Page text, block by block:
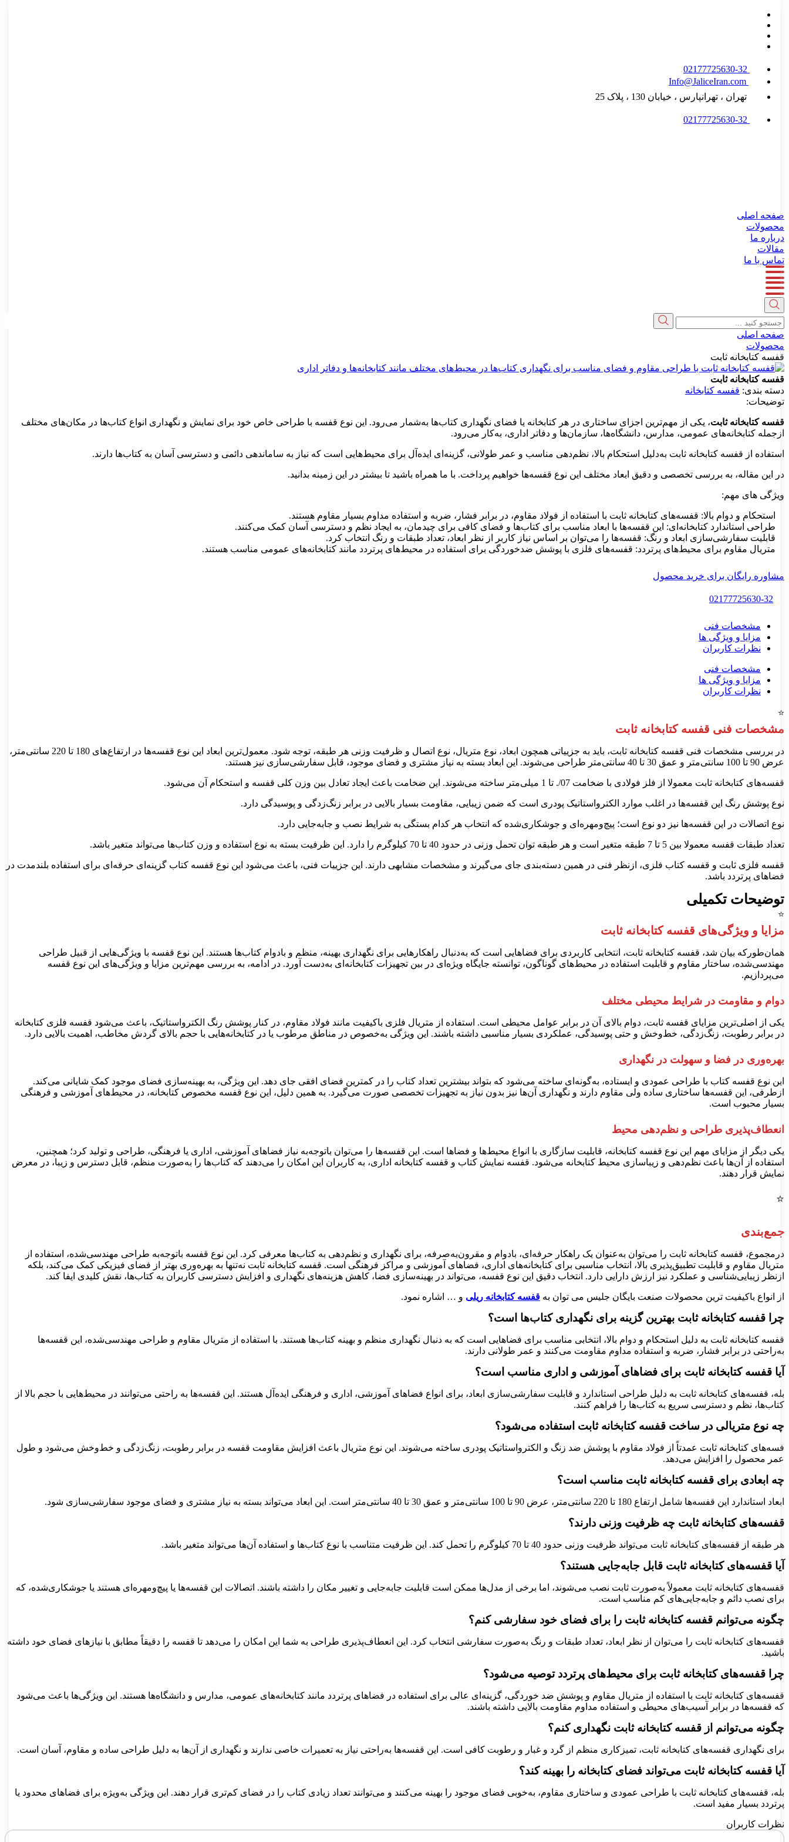
02177725630-32
Info@JaliceIran.com
تهران ، تهرانپارس ، خیابان 130 ، پلاک 25
02177725630-32
صفحه اصلی
محصولات
درباره ما
مقالات
تماس با ما
جستجو
کنید
...
صفحه اصلی
محصولات
قفسه کتابخانه ثابت
قفسه کتابخانه ثابت
دسته بندی: قفسه کتابخانه
توضیحات:
قفسه کتابخانه ثابت، یکی از مهم‌ترین اجزای ساختاری در هر کتابخانه یا فضای نگهداری کتاب‌ها به‌شمار می‌رود. این نوع قفسه با طراحی خاص خود برای نمایش و نگهداری انواع کتاب‌ها در مکان‌های مختلف
ازجمله کتابخانه‌های عمومی، مدارس، دانشگاه‌ها، سازمان‌ها و دفاتر اداری، به‌کار می‌رود.
استفاده از قفسه کتابخانه ثابت به‌دلیل استحکام بالا، نظم‌دهی مناسب و عمر طولانی، گزینه‌ای ایده‌آل برای محیط‌هایی است که نیاز به ساماندهی دائمی و دسترسی آسان به کتاب‌ها دارند.
در این مقاله، به بررسی تخصصی و دقیق ابعاد مختلف این نوع قفسه‌ها خواهیم پرداخت. با ما همراه باشید تا بیشتر در این زمینه بدانید.
ویژگی های مهم:
استحکام و دوام بالا: قفسه‌های کتابخانه ثابت با استفاده از فولاد مقاوم، در برابر فشار، ضربه و استفاده مداوم بسیار مقاوم هستند.
طراحی استاندارد کتابخانه‌ای: این قفسه‌ها با ابعاد مناسب برای کتاب‌ها و فضای کافی برای چیدمان، به ایجاد نظم و دسترسی آسان کمک می‌کنند.
قابلیت سفارشی‌سازی ابعاد و رنگ: قفسه‌ها را می‌توان بر اساس نیاز کاربر از نظر ابعاد، تعداد طبقات و رنگ انتخاب کرد.
متریال مقاوم برای محیط‌های پرتردد: قفسه‌های فلزی با پوشش ضدخوردگی برای استفاده در محیط‌های پرتردد مانند کتابخانه‌های عمومی مناسب هستند.
مشاوره رایگان برای خرید محصول
02177725630-32
مشخصات فنی
مزایا و ویژگی ها
نظرات کاربران
مشخصات فنی
مزایا و ویژگی ها
نظرات کاربران
⭐
مشخصات فنی قفسه کتابخانه ثابت
در بررسی مشخصات فنی قفسه کتابخانه ثابت، باید به جزییاتی همچون ابعاد، نوع متریال، نوع اتصال و ظرفیت وزنی هر طبقه، توجه شود. معمول‌ترین ابعاد این نوع قفسه‌ها در ارتفاع‌های 180 تا 220 سانتی‌متر،
عرض 90 تا 100 سانتی‌متر و عمق 30 تا 40 سانتی‌متر طراحی می‌شوند. این ابعاد بسته به نیاز مشتری و فضای موجود، قابل سفارشی‌سازی نیز هستند.
قفسه‌های کتابخانه ثابت معمولا از فلز فولادی با ضخامت 07/. تا 1 میلی‌متر ساخته می‌شوند. این ضخامت باعث ایجاد تعادل بین وزن کلی قفسه و استحکام آن می‌شود.
نوع پوشش رنگ این قفسه‌ها در اغلب موارد الکترواستاتیک پودری است که ضمن زیبایی، مقاومت بسیار بالایی در برابر زنگ‌زدگی و پوسیدگی دارد.
نوع اتصالات در این قفسه‌ها نیز دو نوع است؛ پیچ‌ومهره‌ای و جوشکاری‌شده که انتخاب هر کدام بستگی به شرایط نصب و جابه‌جایی دارد.
تعداد طبقات قفسه معمولا بین 5 تا 7 طبقه متغیر است و هر طبقه توان تحمل وزنی در حدود 40 تا 70 کیلوگرم را دارد. این ظرفیت بسته به نوع استفاده و وزن کتاب‌ها می‌تواند متغیر باشد.
قفسه فلزی ثابت و قفسه کتاب فلزی، ازنظر فنی در همین دسته‌بندی جای می‌گیرند و مشخصات مشابهی دارند. این جزییات فنی، باعث می‌شود این نوع قفسه کتاب گزینه‌ای حرفه‌ای برای استفاده بلندمدت در
فضاهای پرتردد باشد.
توضیحات تکمیلی
⭐
مزایا و ویژگی‌های قفسه کتابخانه ثابت
همان‌طورکه بیان شد، قفسه کتابخانه ثابت، انتخابی کاربردی برای فضاهایی است که به‌دنبال راهکارهایی برای نگهداری بهینه، منظم و بادوام کتاب‌ها هستند. این نوع قفسه با ویژگی‌هایی از قبیل طراحی
مهندسی‌شده، ساختار مقاوم و قابلیت استفاده در محیط‌های گوناگون، توانسته جایگاه ویژه‌ای در بین تجهیزات کتابخانه‌ای به‌دست آورد. در ادامه، به بررسی مهم‌ترین مزایا و ویژگی‌های این نوع قفسه
می‌پردازیم.
دوام و مقاومت در شرایط محیطی مختلف
یکی از اصلی‌ترین مزایای قفسه ثابت، دوام بالای آن در برابر عوامل محیطی است. استفاده از متریال فلزی باکیفیت مانند فولاد مقاوم، در کنار پوشش رنگ الکترواستاتیک، باعث می‌شود قفسه فلزی کتابخانه
در برابر رطوبت، زنگ‌زدگی، خط‌وخش و حتی پوسیدگی، عملکردی بسیار مناسبی داشته باشند. این ویژگی به‌خصوص در مناطق مرطوب یا در کتابخانه‌هایی با حجم بالای گردش مخاطب، اهمیت بالایی دارد.
بهره‌وری در فضا و سهولت در نگهداری
این نوع قفسه کتاب با طراحی عمودی و ایستاده، به‌گونه‌ای ساخته می‌شود که بتواند بیشترین تعداد کتاب را در کمترین فضای افقی جای دهد. این ویژگی، به بهینه‌سازی فضای موجود کمک شایانی می‌کند.
ازطرفی، این قفسه‌ها ساختاری ساده ولی مقاوم دارند و نگهداری آن‌ها نیز بدون نیاز به تجهیزات تخصصی صورت می‌گیرد. به همین دلیل، این نوع قفسه مخصوص کتابخانه، در محیط‌های آموزشی و فرهنگی
بسیار محبوب است.
انعطاف‌پذیری طراحی و نظم‌دهی محیط
یکی دیگر از مزایای مهم این نوع قفسه کتابخانه، قابلیت سازگاری با انواع محیط‌ها و فضاها است. این قفسه‌ها را می‌توان باتوجه‌به نیاز فضاهای آموزشی، اداری یا فرهنگی، طراحی و تولید کرد؛ همچنین،
استفاده از آن‌ها باعث نظم‌دهی و زیباسازی محیط کتابخانه می‌شود. قفسه نمایش کتاب و قفسه کتابخانه اداری، به کاربران این امکان را می‌دهند که کتاب‌ها را به‌صورت منظم، قابل دسترس و زیبا، در معرض
نمایش قرار دهند.
⭐
جمع‌بندی
درمجموع، قفسه کتابخانه ثابت را می‌توان به‌عنوان یک راهکار حرفه‌ای، بادوام و مقرون‌به‌صرفه، برای نگهداری و نظم‌دهی به کتاب‌ها معرفی کرد. این نوع قفسه باتوجه‌به طراحی مهندسی‌شده، استفاده از
متریال مقاوم و قابلیت تطبیق‌پذیری بالا، انتخاب مناسبی برای کتابخانه‌های اداری، فضاهای آموزشی و مراکز فرهنگی است. قفسه کتابخانه ثابت نه‌تنها به بهره‌وری بهتر از فضای فیزیکی کمک می‌کند، بلکه
ازنظر زیبایی‌شناسی و عملکرد نیز ارزش دارایی دارد. انتخاب دقیق این نوع قفسه، می‌تواند در بهینه‌سازی فضا، کاهش هزینه‌های نگهداری و افزایش دسترسی کاربران به کتاب‌ها، نقش کلیدی ایفا کند.
از انواع باکیفیت ترین محصولات صنعت بایگان جلیس می توان به قفسه کتابخانه ریلی و … اشاره نمود.
چرا قفسه کتابخانه ثابت بهترین گزینه برای نگهداری کتاب‌ها است؟
قفسه کتابخانه ثابت به دلیل استحکام و دوام بالا، انتخابی مناسب برای فضاهایی است که به دنبال نگهداری منظم و بهینه کتاب‌ها هستند. با استفاده از متریال مقاوم و طراحی مهندسی‌شده، این قفسه‌ها
به‌راحتی در برابر فشار، ضربه و استفاده مداوم مقاومت می‌کنند و عمر طولانی دارند.
آیا قفسه کتابخانه ثابت برای فضاهای آموزشی و اداری مناسب است؟
بله، قفسه‌های کتابخانه ثابت به دلیل طراحی استاندارد و قابلیت سفارشی‌سازی ابعاد، برای انواع فضاهای آموزشی، اداری و فرهنگی ایده‌آل هستند. این قفسه‌ها به راحتی می‌توانند در محیط‌هایی با حجم بالا از
کتاب‌ها، نظم و دسترسی سریع به کتاب‌ها را فراهم کنند.
چه نوع متریالی در ساخت قفسه کتابخانه ثابت استفاده می‌شود؟
فسه‌های کتابخانه ثابت عمدتاً از فولاد مقاوم با پوشش ضد زنگ و الکترواستاتیک پودری ساخته می‌شوند. این نوع متریال باعث افزایش مقاومت قفسه در برابر رطوبت، زنگ‌زدگی و خط‌وخش می‌شود و طول
عمر محصول را افزایش می‌دهد.
چه ابعادی برای قفسه کتابخانه ثابت مناسب است؟
ابعاد استاندارد این قفسه‌ها شامل ارتفاع 180 تا 220 سانتی‌متر، عرض 90 تا 100 سانتی‌متر و عمق 30 تا 40 سانتی‌متر است. این ابعاد می‌تواند بسته به نیاز مشتری و فضای موجود سفارشی‌سازی شود.
قفسه‌های کتابخانه ثابت چه ظرفیت وزنی دارند؟
هر طبقه از قفسه‌های کتابخانه ثابت می‌تواند ظرفیت وزنی حدود 40 تا 70 کیلوگرم را تحمل کند. این ظرفیت متناسب با نوع کتاب‌ها و استفاده آن‌ها می‌تواند متغیر باشد.
آیا قفسه‌های کتابخانه ثابت قابل جابه‌جایی هستند؟
قفسه‌های کتابخانه ثابت معمولاً به‌صورت ثابت نصب می‌شوند، اما برخی از مدل‌ها ممکن است قابلیت جابه‌جایی و تغییر مکان را داشته باشند. اتصالات این قفسه‌ها یا پیچ‌ومهره‌ای هستند یا جوشکاری‌شده، که
برای نصب دائم و جابه‌جایی‌های کم مناسب است.
چگونه می‌توانم قفسه کتابخانه ثابت را برای فضای خود سفارشی کنم؟
قفسه‌های کتابخانه ثابت را می‌توان از نظر ابعاد، تعداد طبقات و رنگ به‌صورت سفارشی انتخاب کرد. این انعطاف‌پذیری طراحی به شما این امکان را می‌دهد تا قفسه را دقیقاً مطابق با نیازهای فضای خود داشته
باشید.
چرا قفسه‌های کتابخانه ثابت برای محیط‌های پرتردد توصیه می‌شود؟
قفسه‌های کتابخانه ثابت با استفاده از متریال مقاوم و پوشش ضد خوردگی، گزینه‌ای عالی برای استفاده در فضاهای پرتردد مانند کتابخانه‌های عمومی، مدارس و دانشگاه‌ها هستند. این ویژگی‌ها باعث می‌شود
که قفسه‌ها در برابر آسیب‌های محیطی و استفاده مداوم مقاومت بالایی داشته باشند.
چگونه می‌توانم از قفسه کتابخانه ثابت نگهداری کنم؟
برای نگهداری قفسه‌های کتابخانه ثابت، تمیزکاری منظم از گرد و غبار و رطوبت کافی است. این قفسه‌ها به‌راحتی نیاز به تعمیرات خاصی ندارند و نگهداری از آن‌ها به دلیل طراحی ساده و مقاوم، آسان است.
آیا قفسه کتابخانه ثابت می‌تواند فضای کتابخانه را بهینه کند؟
بله، قفسه‌های کتابخانه ثابت با طراحی عمودی و ساختاری مقاوم، به‌خوبی فضای موجود را بهینه می‌کنند و می‌توانند تعداد زیادی کتاب را در فضای کم‌تری قرار دهند. این ویژگی به‌ویژه برای فضاهای محدود یا
پرتردد بسیار مفید است.
نظرات کاربران